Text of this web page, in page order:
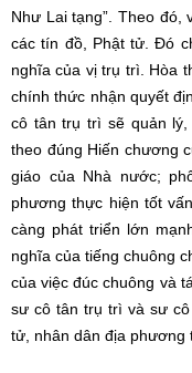
Như Lai tạng”. Theo đó,
các tín đồ, Phật tử. Đó
nghĩa của vị trụ trì. Hòa
chính thức nhận quyết
cô tân trụ trì sẽ quản lý,
theo đúng Hiến chương
giáo của Nhà nước;
phương thực hiện tốt
càng phát triển lớn
nghĩa của tiếng chuông
của việc đúc chuông và
sư cô tân trụ trì và sư
tử, nhân dân địa phương